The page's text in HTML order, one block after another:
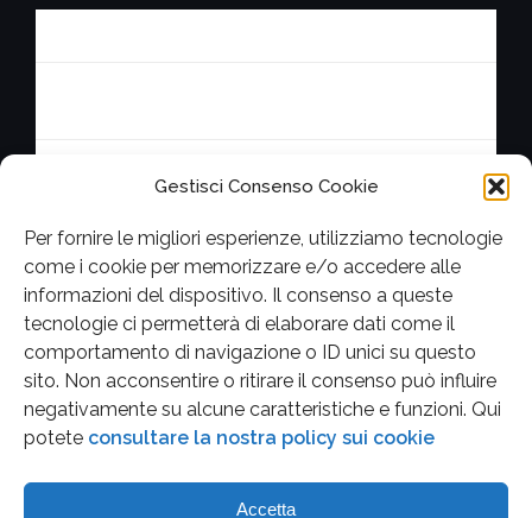
Gestisci Consenso Cookie
Per fornire le migliori esperienze, utilizziamo tecnologie
come i cookie per memorizzare e/o accedere alle
informazioni del dispositivo. Il consenso a queste
tecnologie ci permetterà di elaborare dati come il
comportamento di navigazione o ID unici su questo
sito. Non acconsentire o ritirare il consenso può influire
negativamente su alcune caratteristiche e funzioni. Qui
potete consultare la nostra policy sui cookie
Accetta
Cookie Policy (UE)
FacebookTwitter YoutubeInstagram